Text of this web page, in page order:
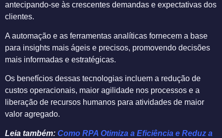
antecipando-se às crescentes demandas e expectativas dos
clientes.
A automação e as ferramentas analíticas fornecem a base
para insights mais ágeis e precisos, promovendo decisões
mais informadas e estratégicas.
Os benefícios dessas tecnologias incluem a redução de
custos operacionais, maior agilidade nos processos e a
liberação de recursos humanos para atividades de maior
valor agregado.
Leia também: Como RPA Otimiza a Eficiência e Reduz a